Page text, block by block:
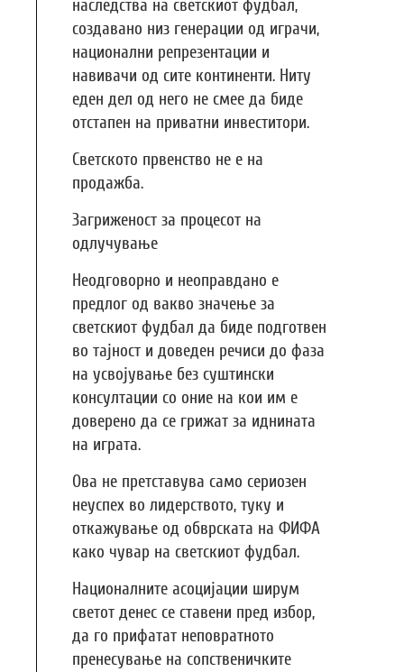
наследства на светскиот фудбал,
создавано низ генерации од играчи,
национални репрезентации и
навивачи од сите континенти. Ниту
еден дел од него не смее да биде
отстапен на приватни инвеститори.
Светското првенство не е на
продажба.
Загриженост за процесот на
одлучување
Неодговорно и неоправдано е
предлог од вакво значење за
светскиот фудбал да биде подготвен
во тајност и доведен речиси до фаза
на усвојување без суштински
консултации со оние на кои им е
доверено да се грижат за иднината
на играта.
Ова не претставува само сериозен
неуспех во лидерството, туку и
откажување од обврската на ФИФА
како чувар на светскиот фудбал.
Националните асоцијации ширум
светот денес се ставени пред избор,
да го прифатат неповратното
пренесување на сопственичките